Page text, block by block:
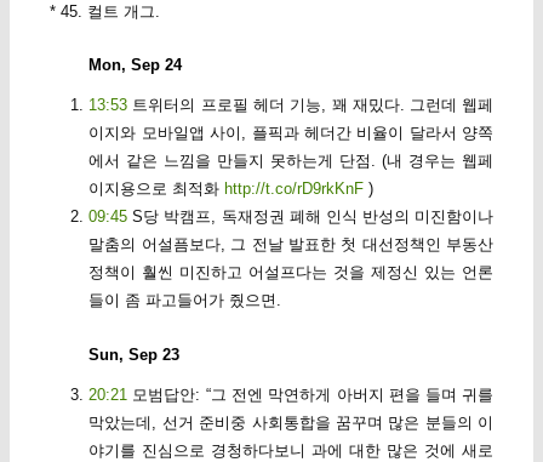
* 45. 컬트 개그.
Mon, Sep 24
13:53 트위터의 프로필 헤더 기능, 꽤 재밌다. 그런데 웹페
이지와 모바일앱 사이, 플픽과 헤더간 비율이 달라서 양쪽
에서 같은 느낌을 만들지 못하는게 단점. (내 경우는 웹페
이지용으로 최적화 http://t.co/rD9rkKnF )
09:45 S당 박캠프, 독재정권 폐해 인식 반성의 미진함이나
말춤의 어설픔보다, 그 전날 발표한 첫 대선정책인 부동산
정책이 훨씬 미진하고 어설프다는 것을 제정신 있는 언론
들이 좀 파고들어가 줬으면.
Sun, Sep 23
20:21 모범답안: “그 전엔 막연하게 아버지 편을 들며 귀를
막았는데, 선거 준비중 사회통합을 꿈꾸며 많은 분들의 이
야기를 진심으로 경청하다보니 과에 대한 많은 것에 새로